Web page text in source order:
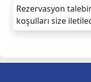
Rezervasyon
koşulları size